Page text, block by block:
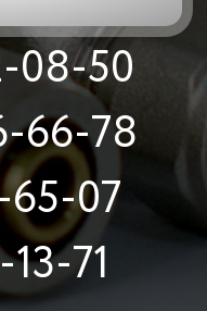
08-50
66-78
65-07
71